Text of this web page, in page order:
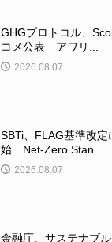
GHGプロトコル、
コメ公表 アワリ...
2026.08.07
SBTi、FLAG基準改定
始 Net-Zero Stan...
2026.08.07
金融庁、サステナブ